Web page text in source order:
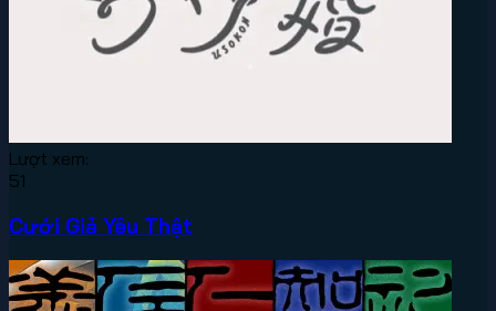
Lượt xem:
51
Cưới Giả Yêu Thật